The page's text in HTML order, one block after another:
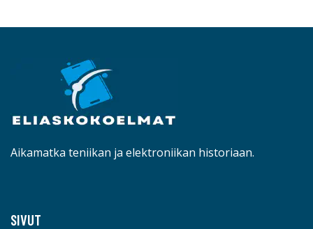
Aikamatka teniikan ja elektroniikan historiaan.
SIVUT